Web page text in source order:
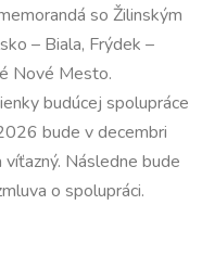
so Žilinským
– Biala, Frýdek –
Nové Mesto.
budúcej spolupráce
bude v decembri
Následne bude
o spolupráci.